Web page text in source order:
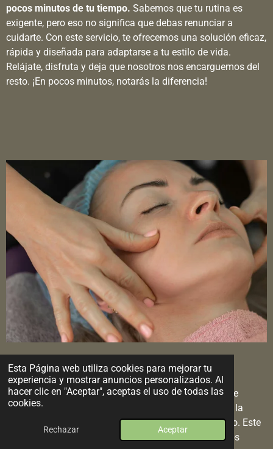
Esta Página web utiliza cookies para mejorar tu
experiencia y mostrar anuncios personalizados. Al
hacer clic en "Aceptar", aceptas el uso de todas las
cookies.
Rechazar Aceptar
pocos minutos de tu tiempo. Sabemos que tu rutina es
exigente, pero eso no significa que debas renunciar a
cuidarte. Con este servicio, te ofrecemos una solución eficaz,
rápida y diseñada para adaptarse a tu estilo de vida.
Relájate, disfruta y deja que nosotros nos encarguemos del
resto. ¡En pocos minutos, notarás la diferencia!
Détox Facial
El Détox facial es una técnica de masaje suave que se
enfoca en estimular el sistema linfático para mejorar la
circulación y eliminar toxinas acumuladas en el rostro. Este
tratamiento no solo ayuda a reducir la hinchazón y los